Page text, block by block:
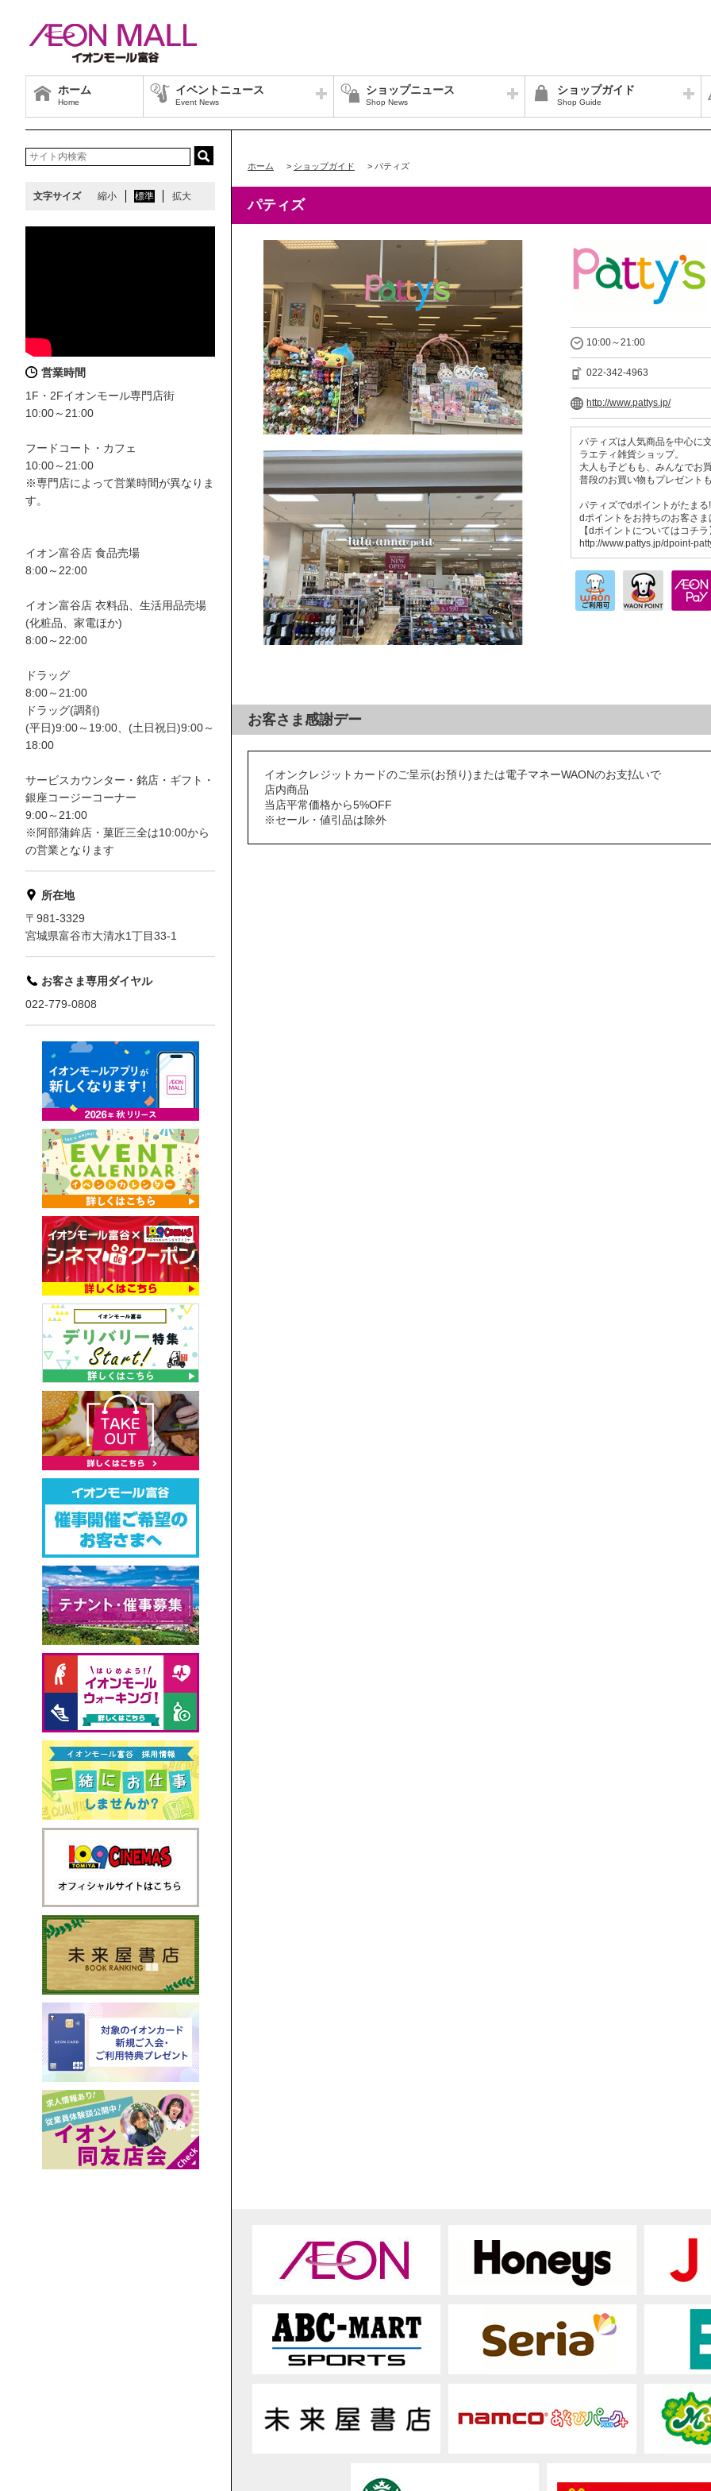
ホーム
Home
イベントニュース
Event News
ショップニュース
Shop News
ショップガイド
Shop Guide
ホーム > ショップガイド > パティズ
パティズ
10:00～21:00
022-342-4963
http://www.pattys.jp/
パティズは人気商品を中心に
ラエティ雑貨ショップ。
大人も子どもも、みんなでお
普段のお買い物もプレゼント
パティズでdポイントがたまる
dポイントをお持ちのお客さ
【dポイントについてはコチラ
http://www.pattys.jp/dpoint-
お客さま感謝デー
イオンクレジットカードのご呈示(お預り)または電子マネーWAONのお支払いで
店内商品
当店平常価格から5%OFF
※セール・値引品は除外
文字サイズ 縮小 標準 拡大
営業時間
1F・2Fイオンモール専門店街
10:00～21:00
フードコート・カフェ
10:00～21:00
※専門店によって営業時間が異なりま
す。
イオン富谷店 食品売場
8:00～22:00
イオン富谷店 衣料品、生活用品売場
(化粧品、家電ほか)
8:00～22:00
ドラッグ
8:00～21:00
ドラッグ(調剤)
(平日)9:00～19:00、(土日祝日)9:00～
18:00
サービスカウンター・銘店・ギフト・
銀座コージーコーナー
9:00～21:00
※阿部蒲鉾店・菓匠三全は10:00から
の営業となります
所在地
〒981-3329
宮城県富谷市大清水1丁目33-1
お客さま専用ダイヤル
022-779-0808